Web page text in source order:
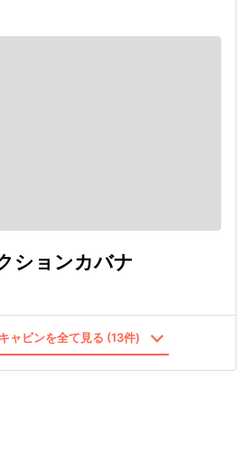
ションカバナ
ャビンを全て見る (13件)